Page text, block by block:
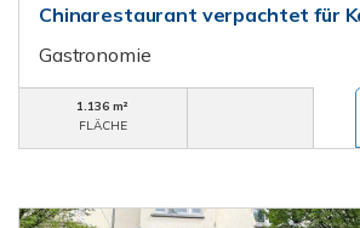
Chinarestaurant verpachtet für
Gastronomie
1.136 m²
FLÄCHE